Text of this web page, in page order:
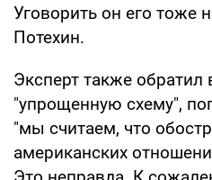
Уговорить он его тоже
Потехин.
Эксперт также обратил
"упрощенную схему",
"мы считаем, что
американских